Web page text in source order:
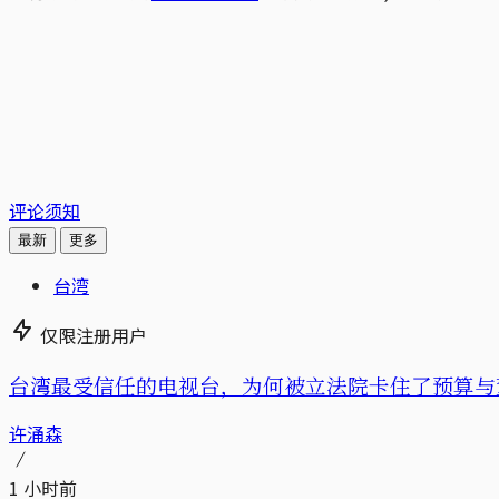
评论须知
最新 更多
台湾
仅限注册用户
台湾最受信任的电视台，为何被立法院卡住了预算
许涌森
1 小时前